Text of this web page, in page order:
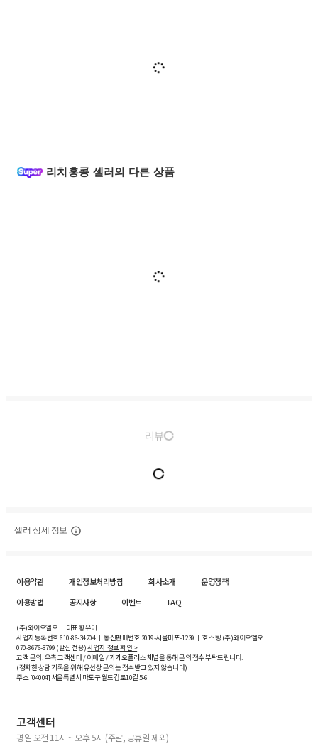
리치홍콩 셀러의 다른 상품
리뷰
셀러 상세 정보
이용약관 개인정보처리방침 회사소개
운영정책
이용방법
공지사항 이벤트 FAQ
(주)와이오엘오 ㅣ 대표 황유미
사업자등록번호610-86-34204ㅣ 통신판매번호 2019-서울마포-1239 ㅣ 호스팅 (주)와이오엘오
070-8676-8799 (발신 전용)사업자 정보 확인 >
고객 문의: 우측 고객센터 / 이메일 / 카카오플러스 채널을 통해 문의 접수 부탁드립니다.
(정확한 상담 기록을 위해 유선상 문의는 접수받고 있지 않습니다)
주소 [04004] 서울특별시 마포구 월드컵로10길5-6
고객센터
평일 오전 11시 ~ 오후 5시 (주말, 공휴일 제외)